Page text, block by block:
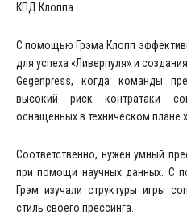
КПД Клоппа.
С помощью Грэма Клопп
для успеха «Ливерпуля» и
Gegenpress, когда команды
высокий риск контратаки
оснащенных в техническом плане
Соответственно, нужен умный
при помощи научных данных. С
Грэм изучали структуры игры
стиль своего прессинга.